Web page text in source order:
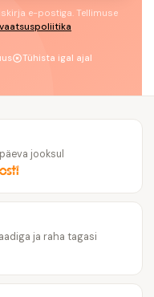
e-postiga. Tellimuse
Tühista igal ajal
jooksul
ja raha tagasi